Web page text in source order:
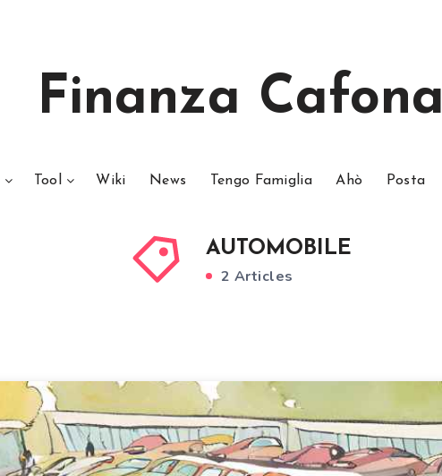
Finanza Cafona
Tool Wiki News Tengo Famiglia Ahò Posta
AUTOMOBILE
2 Articles